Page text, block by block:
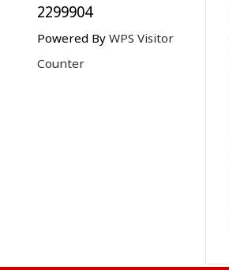
2299904
Powered By WPS Visitor
Counter